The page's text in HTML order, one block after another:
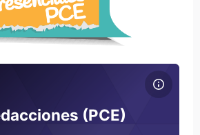
(PCE)
(PCE)